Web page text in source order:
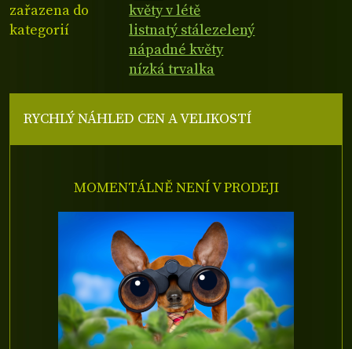
zařazena do
kategorií
květy v létě
listnatý stálezelený
nápadné květy
nízká trvalka
RYCHLÝ NÁHLED CEN A VELIKOSTÍ
MOMENTÁLNĚ NENÍ V PRODEJI